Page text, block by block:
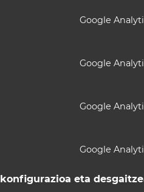
Google
Google
Google
Google
eta